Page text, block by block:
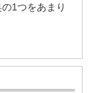
1つをあまり